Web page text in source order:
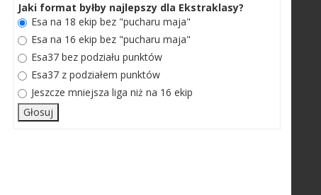
Jaki format byłby najlepszy dla Ekstraklasy?
Esa na 18 ekip bez "pucharu maja"
Esa na 16 ekip bez "pucharu maja"
Esa37 bez podziału punktów
Esa37 z podziałem punktów
Jeszcze mniejsza liga niż na 16 ekip